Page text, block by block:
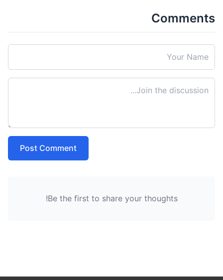
Comments
Post Comment
Be the first to share your thoughts!